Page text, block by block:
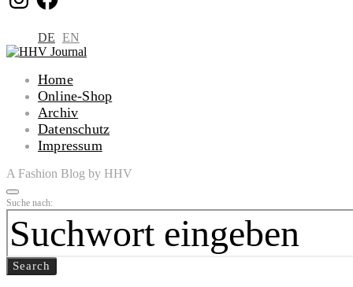
DE EN
Home
Online-Shop
Archiv
Datenschutz
Impressum
A Fashion Blog by HHV
Suche nach:
Search